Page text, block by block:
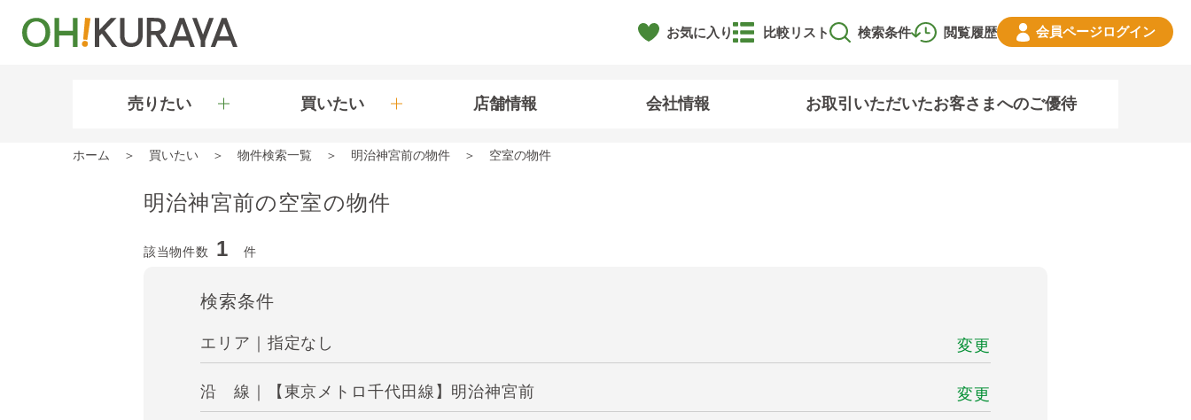
お気に入り 閲覧履歴
比較リスト 検索条件 会員ページログイン
売りたい 買いたい 店舗情報 会社情報 お取引いただいたお客さまへのご優待
ホーム 買いたい 物件検索一覧 明治神宮前の物件 空室の物件
明治神宮前の空室の物件
該当物件数 1 件
検索条件
エリア｜指定なし 変更
沿 線｜【東京メトロ千代田線】明治神宮前 変更